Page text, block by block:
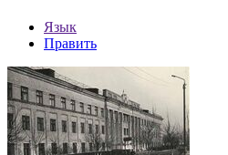
Язык
Править